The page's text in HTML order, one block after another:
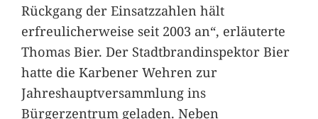
Rückgang der Einsatzzahlen hält
erfreulicherweise seit 2003 an“, erläuterte
Thomas Bier. Der Stadtbrandinspektor Bier
hatte die Karbener Wehren zur
Jahreshauptversammlung ins
Bürgerzentrum geladen. Neben